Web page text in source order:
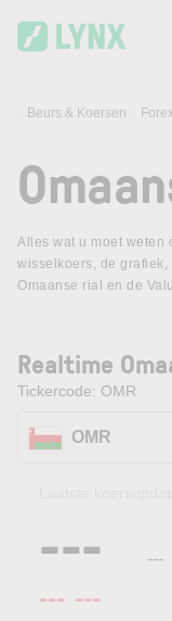
Beurs & Koersen
Alles wat u moet weten
wisselkoers, de
Omaanse rial en de
Realtime
Tickercode: OMR
OMR
--- ---
--- ---